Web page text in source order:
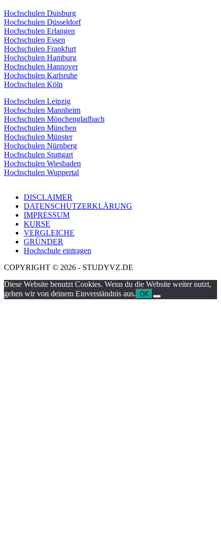
Hochschulen Duisburg
Hochschulen Düsseldorf
Hochschulen Erlangen
Hochschulen Essen
Hochschulen Frankfurt
Hochschulen Hamburg
Hochschulen Hannover
Hochschulen Karlsruhe
Hochschulen Köln
Hochschulen Leipzig
Hochschulen Mannheim
Hochschulen Mönchengladbach
Hochschulen München
Hochschulen Münster
Hochschulen Nürnberg
Hochschulen Stuttgart
Hochschulen Wiesbaden
Hochschulen Wuppertal
DISCLAIMER
DATENSCHUTZERKLÄRUNG
IMPRESSUM
KURSE
VERGLEICHE
GRÜNDER
Hochschule eintragen
COPYRIGHT © 2026 - STUDYVZ.DE
Diese Website benutzt Cookies. Wenn du die Website weiter nutzt,
gehen wir von deinem Einverständnis aus. OK